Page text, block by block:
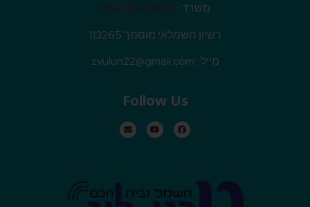
משרד : 052-5347009
רשיון חשמלאי מוסמך 113265
מייל : zvulun22@gmail.com
Follow Us